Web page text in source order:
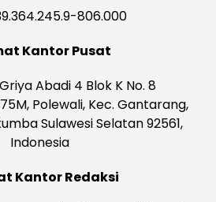
806.000
Kantor Pusat
Abadi 4 Blok K No. 8
Polewali, Kec. Gantarang,
Sulawesi Selatan 92561,
Indonesia
Kantor Redaksi